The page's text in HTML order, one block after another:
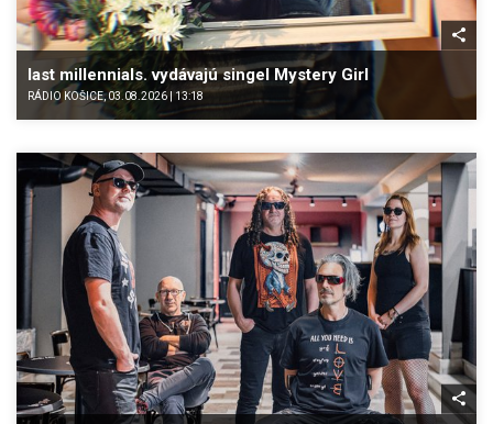
last millennials. vydávajú singel Mystery Girl
RÁDIO KOŠICE, 03.08.2026 | 13:18